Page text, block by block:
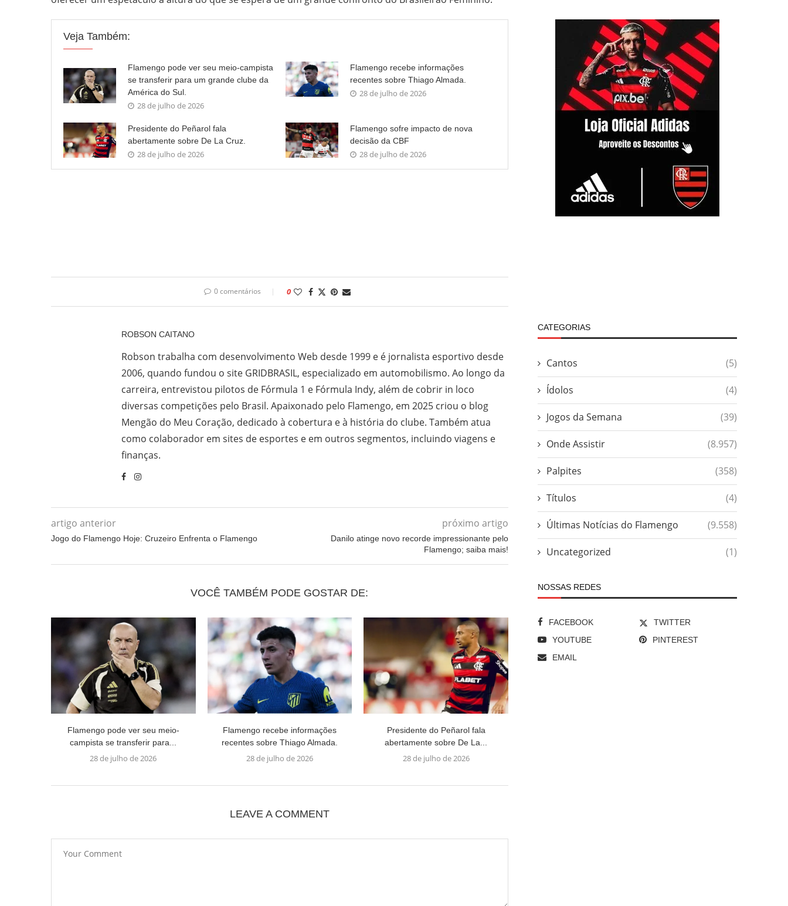
Veja Também:
Flamengo pode ver seu meio-campista
se transferir para um grande clube da
América do Sul.
28 de julho de 2026
Flamengo recebe informações
recentes sobre Thiago Almada.
28 de julho de 2026
Presidente do Peñarol fala
abertamente sobre De La Cruz.
28 de julho de 2026
Flamengo sofre impacto de nova
decisão da CBF
28 de julho de 2026
0 comentários 0
ROBSON CAITANO
Robson trabalha com desenvolvimento Web desde 1999 e é jornalista esportivo desde
2006, quando fundou o site GRIDBRASIL, especializado em automobilismo. Ao longo da
carreira, entrevistou pilotos de Fórmula 1 e Fórmula Indy, além de cobrir in loco
diversas competições pelo Brasil. Apaixonado pelo Flamengo, em 2025 criou o blog
Mengão do Meu Coração, dedicado à cobertura e à história do clube. Também atua
como colaborador em sites de esportes e em outros segmentos, incluindo viagens e
finanças.
artigo anterior
Jogo do Flamengo Hoje: Cruzeiro Enfrenta o Flamengo
próximo artigo
Danilo atinge novo recorde impressionante pelo
Flamengo; saiba mais!
VOCÊ TAMBÉM PODE GOSTAR DE:
Flamengo pode ver seu meio-
campista se transferir para...
28 de julho de 2026
Flamengo recebe informações
recentes sobre Thiago Almada.
28 de julho de 2026
Presidente do Peñarol fala
abertamente sobre De La...
28 de julho de 2026
LEAVE A COMMENT
CATEGORIAS
Cantos (5)
Ídolos (4)
Jogos da Semana (39)
Onde Assistir (8.957)
Palpites (358)
Títulos (4)
Últimas Notícias do Flamengo (9.558)
Uncategorized (1)
NOSSAS REDES
FACEBOOK
TWITTER
YOUTUBE
PINTEREST
EMAIL